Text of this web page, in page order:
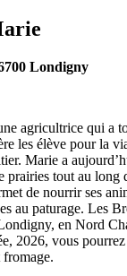
Londigny
agricultrice qui a
les élève pour la
Marie a
prairies tout au long
de nourrir ses
au paturage. Les
en Nord
2026, vous
fromage.